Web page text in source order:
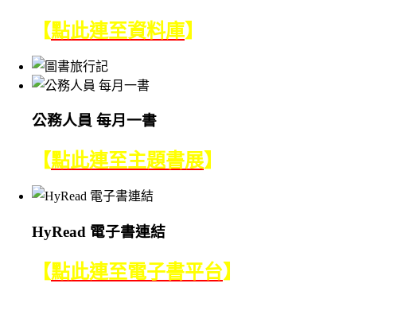
【點此連至資料庫】
公務人員 每月一書
【點此連至主題書展】
HyRead 電子書連結
【點此連至電子書平台】